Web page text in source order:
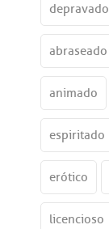
depravado
abraseado
animado
espiritado
erótico
licencioso